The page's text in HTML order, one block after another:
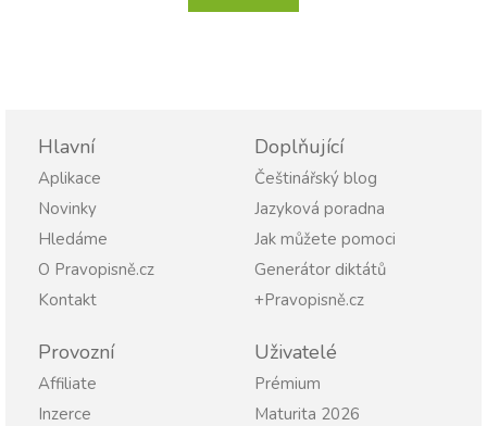
Hlavní
Aplikace
Novinky
Hledáme
O Pravopisně.cz
Kontakt
Doplňující
Češtinářský blog
Jazyková poradna
Jak můžete pomoci
Generátor diktátů
+Pravopisně.cz
Provozní
Affiliate
Inzerce
Uživatelé
Prémium
Maturita 2026